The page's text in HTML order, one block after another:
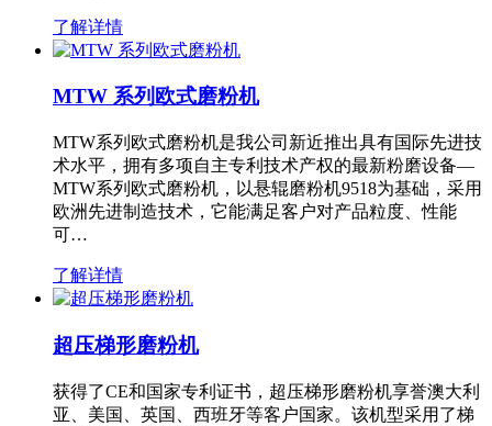
了解详情
MTW 系列欧式磨粉机
MTW系列欧式磨粉机是我公司新近推出具有国际先进技
术水平，拥有多项自主专利技术产权的最新粉磨设备—
MTW系列欧式磨粉机，以悬辊磨粉机9518为基础，采用
欧洲先进制造技术，它能满足客户对产品粒度、性能
可…
了解详情
超压梯形磨粉机
获得了CE和国家专利证书，超压梯形磨粉机享誉澳大利
亚、美国、英国、西班牙等客户国家。该机型采用了梯